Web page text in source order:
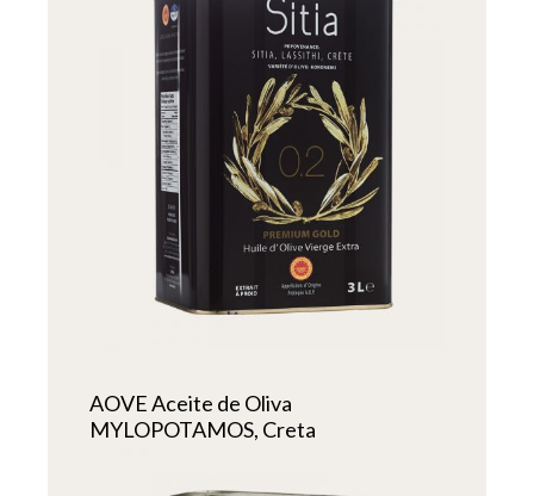
AOVE Aceite de Oliva
MYLOPOTAMOS, Creta